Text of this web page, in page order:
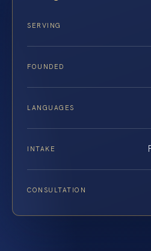
SERVING
FOUNDED
LANGUAGES
INTAKE
CONSULTATION